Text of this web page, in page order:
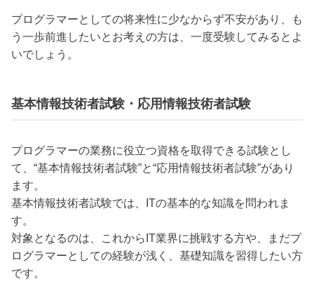
プログラマーとしての将来性に少なからず不安があり、も
う一歩前進したいとお考えの方は、一度受験してみるとよ
いでしょう。
基本情報技術者試験・応用情報技術者試験
プログラマーの業務に役立つ資格を取得できる試験とし
て、“基本情報技術者試験”と“応用情報技術者試験”があり
ます。
基本情報技術者試験では、ITの基本的な知識を問われま
す。
対象となるのは、これからIT業界に挑戦する方や、まだプ
ログラマーとしての経験が浅く、基礎知識を習得したい方
です。